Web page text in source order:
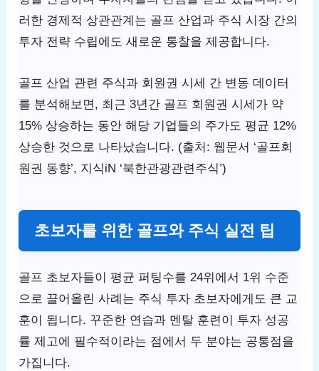
러한 경제적 상관관계는 골프 산업과 주식 시장 간의
투자 전략 수립에도 새로운 통찰을 제공합니다.
골프 산업 관련 주식과 회원권 시세 간 변동 데이터
를 분석해보면, 최근 3년간 골프 회원권 시세가 약
15% 상승하는 동안 해당 기업들의 주가도 평균 12%
상승한 것으로 나타났습니다. (출처: 웹문서 ‘골프회
원권 동향’, 지식iN ‘북한관광관련주식’)
초보자를 위한 골프와 주식 실전 팁
골프 초보자들이 평균 퍼팅수를 24위에서 1위 수준
으로 끌어올린 사례는 주식 투자 초보자에게도 큰 교
훈이 됩니다. 꾸준한 연습과 멘탈 훈련이 투자 성공
률 제고에 필수적이라는 점에서 두 분야는 공통점을
가집니다.